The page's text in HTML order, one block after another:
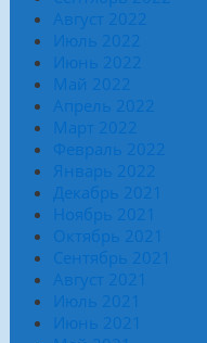
Август 2022
Июль 2022
Июнь 2022
Май 2022
Апрель 2022
Март 2022
Февраль 2022
Январь 2022
Декабрь 2021
Ноябрь 2021
Октябрь 2021
Сентябрь 2021
Август 2021
Июль 2021
Июнь 2021